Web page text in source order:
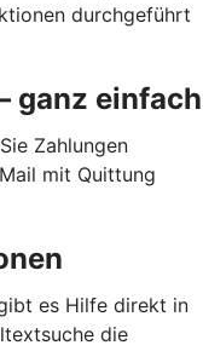
durchgeführt
ganz einfach
Zahlungen
mit Quittung
es Hilfe direkt in
die